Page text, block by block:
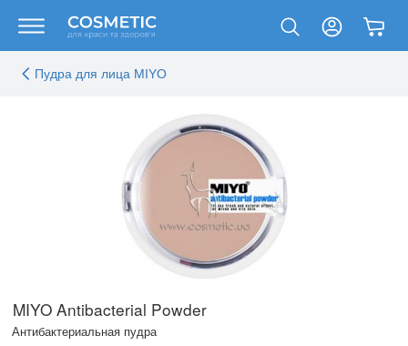
Пудра для лица MIYO
MIYO Antibacterial Powder
Антибактериальная пудра